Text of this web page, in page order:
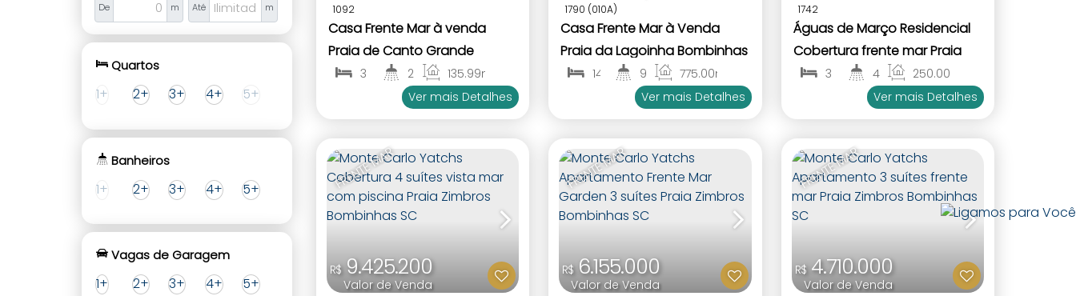
De m Até m
Quartos
1+ 2+ 3+ 4+ 5+
Banheiros
1+ 2+ 3+ 4+ 5+
Vagas de Garagem
1+ 2+ 3+ 4+ 5+
1092
Casa Frente Mar à venda
Praia de Canto Grande
Bombinhas SC
3 2 ~ 3 135.99m²
1Ver mais Detalhes
1790 (010A)
Casa Frente Mar à Venda
Praia da Lagoinha Bombinhas
SC
14 9 775.00m²
4
Ver mais Detalhes
1742
Águas de Março Residencial
Cobertura frente mar Praia
Quatro Ilhas Bombinhas SC
3 4 250.00
2
Ver mais Detalhes
FRENTE MAR
R$9.425.200
Valor de Venda
FRENTE MAR
R$6.155.000
Valor de Venda
FRENTE MAR
R$4.710.000
Valor de Venda